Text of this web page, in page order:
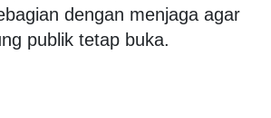
dengan menjaga agar
publik tetap buka.